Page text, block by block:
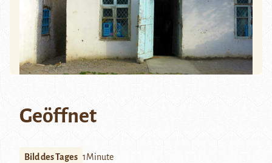
Geöffnet
Bild des Tages 1Minute